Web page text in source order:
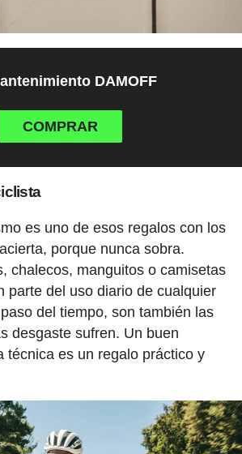
DAMOFF
COMPRAR
es uno de esos regalos con los
porque nunca sobra.
chalecos, manguitos o camisetas
parte del uso diario de cualquier
del tiempo, son también las
desgaste sufren. Un buen
técnica es un regalo práctico y